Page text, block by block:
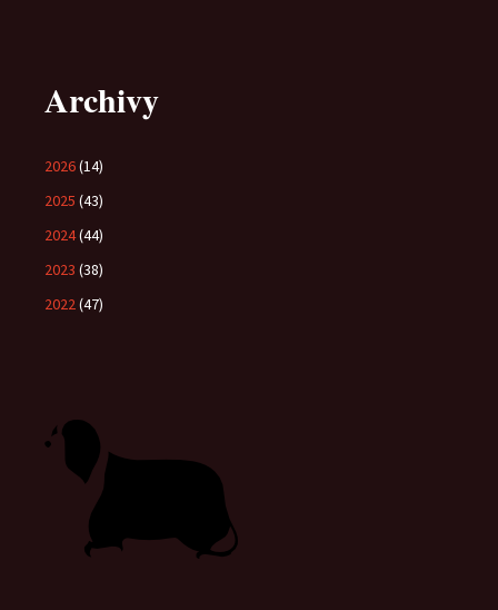
Archivy
2026(14)
2025 (43)
2024(44)
2023 (38)
2022(47)